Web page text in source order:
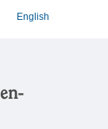
English